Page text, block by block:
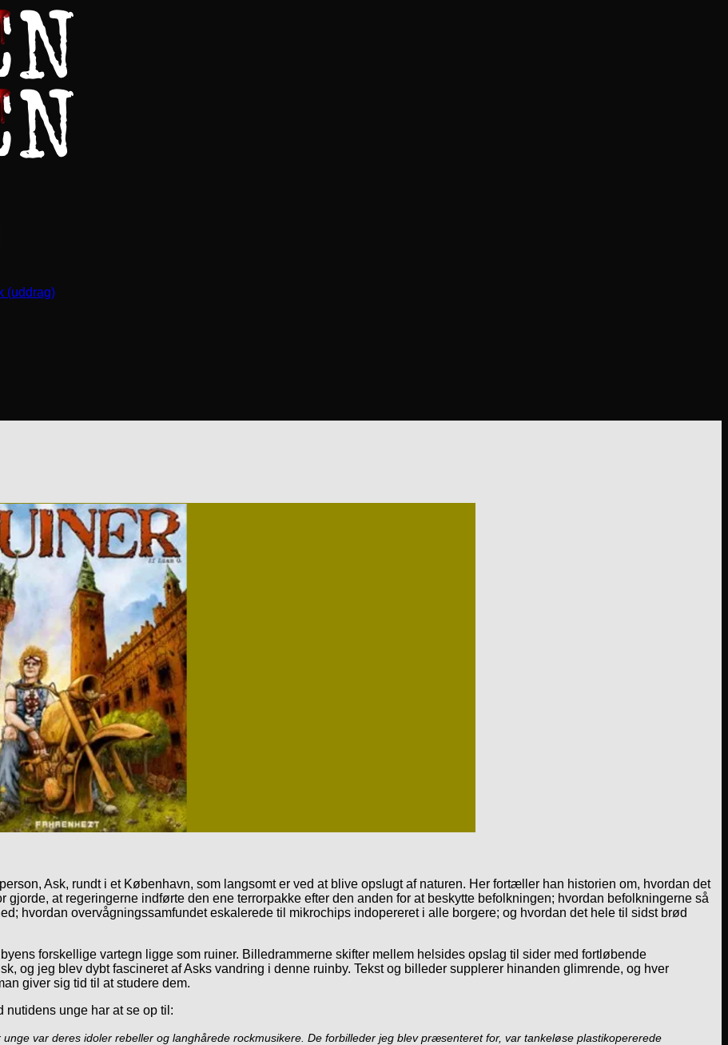
(uddrag)
Ask, rundt i et København, som langsomt er ved at blive opslugt af naturen. Her fortæller han historien om, hvordan det
at regeringerne indførte den ene terrorpakke efter den anden for at beskytte befolkningen; hvordan befolkningerne så
hvordan overvågningssamfundet eskalerede til mikrochips indopereret i alle borgere; og hvordan det hele til sidst brød
forskellige vartegn ligge som ruiner. Billedrammerne skifter mellem helsides opslag til sider med fortløbende
og jeg blev dybt fascineret af Asks vandring i denne ruinby. Tekst og billeder supplerer hinanden glimrende, og hver
giver sig tid til at studere dem.
nutidens unge har at se op til:
var deres idoler rebeller og langhårede rockmusikere. De forbilleder jeg blev præsenteret for, var tankeløse plastikopererede